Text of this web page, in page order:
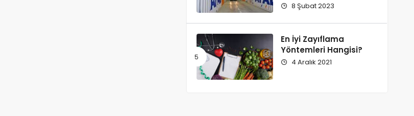
8 Şubat 2023
En İyi Zayıflama
Yöntemleri Hangisi?
4 Aralık 2021